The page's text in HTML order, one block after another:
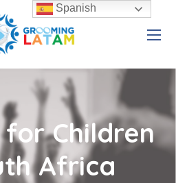
Children
Africa
Spanish